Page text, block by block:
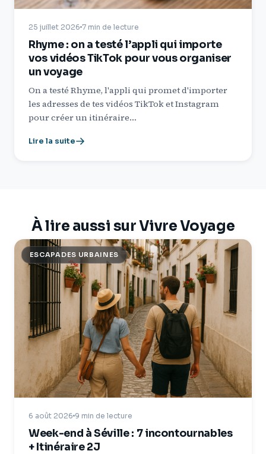
25 juillet 2026 7 min de lecture
Rhyme : on a testé l’appli qui importe
vos vidéos TikTok pour vous organiser
un voyage
On a testé Rhyme, l'appli qui promet d'importer
les adresses de tes vidéos TikTok et Instagram
pour créer un itinéraire…
Lire la suite
À lire aussi sur Vivre Voyage
ESCAPADES URBAINES
6 août 2026 9 min de lecture
Week-end à Séville : 7 incontournables
+ Itinéraire 2J